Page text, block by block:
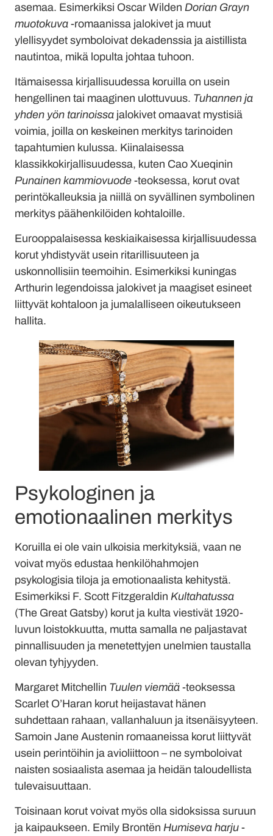
asemaa. Esimerkiksi Oscar Wilden Dorian Grayn
muotokuva -romaanissa jalokivet ja muut
ylellisyydet symboloivat dekadenssia ja aistillista
nautintoa, mikä lopulta johtaa tuhoon.
Itämaisessa kirjallisuudessa koruilla on usein
hengellinen tai maaginen ulottuvuus. Tuhannen ja
yhden yön tarinoissa jalokivet omaavat mystisiä
voimia, joilla on keskeinen merkitys tarinoiden
tapahtumien kulussa. Kiinalaisessa
klassikkokirjallisuudessa, kuten Cao Xueqinin
Punainen kammiovuode -teoksessa, korut ovat
perintökalleuksia ja niillä on syvällinen symbolinen
merkitys päähenkilöiden kohtaloille.
Eurooppalaisessa keskiaikaisessa kirjallisuudessa
korut yhdistyvät usein ritarillisuuteen ja
uskonnollisiin teemoihin. Esimerkiksi kuningas
Arthurin legendoissa jalokivet ja maagiset esineet
liittyvät kohtaloon ja jumalalliseen oikeutukseen
hallita.
Psykologinen ja
emotionaalinen merkitys
Koruilla ei ole vain ulkoisia merkityksiä, vaan ne
voivat myös edustaa henkilöhahmojen
psykologisia tiloja ja emotionaalista kehitystä.
Esimerkiksi F. Scott Fitzgeraldin Kultahatussa
(The Great Gatsby) korut ja kulta viestivät 1920-
luvun loistokkuutta, mutta samalla ne paljastavat
pinnallisuuden ja menetettyjen unelmien taustalla
olevan tyhjyyden.
Margaret Mitchellin Tuulen viemää -teoksessa
Scarlet O’Haran korut heijastavat hänen
suhdettaan rahaan, vallanhaluun ja itsenäisyyteen.
Samoin Jane Austenin romaaneissa korut liittyvät
usein perintöihin ja avioliittoon – ne symboloivat
naisten sosiaalista asemaa ja heidän taloudellista
tulevaisuuttaan.
Toisinaan korut voivat myös olla sidoksissa suruun
ja kaipaukseen. Emily Brontën Humiseva harju -